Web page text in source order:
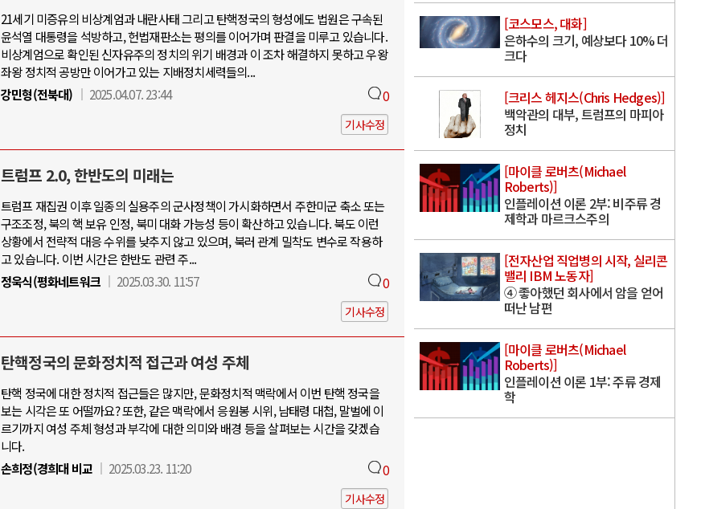
21세기 미증유의 비상계엄과 내란사태 그리고 탄핵정국의 형성에도 법원은 구속된
윤석열 대통령을 석방하고, 헌법재판소는 평의를 이어가며 판결을 미루고 있습니다.
비상계엄으로 확인된 신자유주의 정치의 위기 배경과 이 조차 해결하지 못하고 우왕
좌왕 정치적 공방만 이어가고 있는 지배정치세력들의...
강민형(전북대)
2025.04.07. 23:44 0
기사수정
트럼프 2.0, 한반도의 미래는
트럼프 재집권 이후 일종의 실용주의 군사정책이 가시화하면서 주한미군 축소 또는
구조조정, 북의 핵 보유 인정, 북미 대화 가능성 등이 확산하고 있습니다. 북도 이런
상황에서 전략적 대응 수위를 낮추지 않고 있으며, 북러 관계 밀착도 변수로 작용하
고 있습니다. 이번 시간은 한반도 관련 주...
정욱식(평화네트워크
2025.03.30. 11:57 0
기사수정
탄핵정국의 문화정치적 접근과 여성 주체
탄핵 정국에 대한 정치적 접근들은 많지만, 문화정치적 맥락에서 이번 탄핵 정국을
보는 시각은 또 어떨까요? 또한, 같은 맥락에서 응원봉 시위, 남태령 대첩, 말벌에 이
르기까지 여성 주체 형성과 부각에 대한 의미와 배경 등을 살펴보는 시간을 갖겠습
니다.
손희정(경희대 비교
2025.03.23. 11:20 0
기사수정
[코스모스, 대화]
은하수의 크기, 예상보다 10% 더
크다
[크리스 헤지스(Chris Hedges)]
백악관의 대부, 트럼프의 마피아
정치
[마이클 로버츠(Michael
Roberts)]
인플레이션 이론 2부: 비주류 경
제학과 마르크스주의
[전자산업 직업병의 시작, 실리콘
밸리 IBM 노동자]
④ 좋아했던 회사에서 암을 얻어
떠난 남편
[마이클 로버츠(Michael
Roberts)]
인플레이션 이론 1부: 주류 경제
학